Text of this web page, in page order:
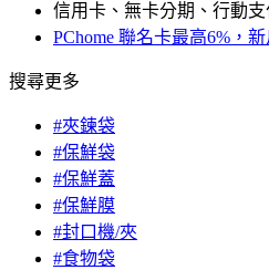
信用卡、無卡分期、行動
PChome 聯名卡最高6%，
搜尋更多
#夾鍊袋
#保鮮袋
#保鮮蓋
#保鮮膜
#封口機/夾
#食物袋